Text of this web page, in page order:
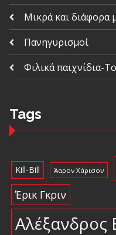
Μικρά και διάφορα
Πανηγυρισμοί
Φιλικά παιχνίδια-
Tags
Kill-Bill Άαρον Χάρισον
Έρικ Γκριν
Αλέξανδρος